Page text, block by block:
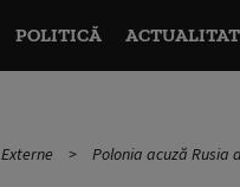
POLITICĂ
Externe Polonia acuză Rusia